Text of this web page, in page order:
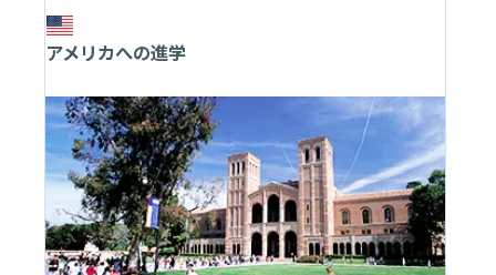
アメリカへの進学